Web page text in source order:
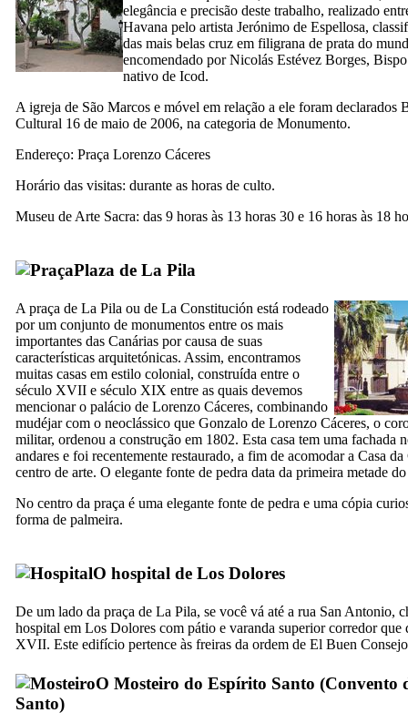
elegância e precisão deste trabalho, realizado
Havana pelo artista Jerónimo de Espellosa,
das mais belas cruz em filigrana de prata do
encomendado porNicolás Estévez Borges,
nativo de Icod.
A igreja de São Marcos e móvel em relação a ele foram declarados
Cultural 16 de maio de 2006, na categoria de Monumento.
Endereço: Praça Lorenzo Cáceres
Horário das visitas: durante as horas de culto.
Museu de Arte Sacra: das 9 horas às 13 horas 30 e 16 horas às 18
Plaza de La Pila
A praça de La Pila ou de La Constitución está rodeado
por um conjunto de monumentos entre os mais
importantes das Canárias por causa de suas
características arquitetónicas. Assim, encontramos
muitas casas em estilo colonial, construída entre o
século XVII e século XIX entre as quais devemos
mencionar o palácio de Lorenzo Cáceres, combinando
mudéjar com o neoclássico que Gonzalo de Lorenzo Cáceres, o
militar, ordenou a construção em 1802. Esta casa tem uma fachada
andares e foi recentemente restaurado, a fim de acomodar a Casa
centro de arte. O elegante fonte de pedra data da primeira metade
No centro da praça é uma elegante fonte de pedra e uma cópia
forma de palmeira.
O hospital de Los Dolores
De um lado da praça de La Pila, se você vá até a rua San Antonio,
hospital em Los Dolores com pátio e varanda superior corredor que
XVII. Este edifício pertence às freiras da ordem de El Buen Consejo
O Mosteiro do Espírito Santo (Convento
Santo)